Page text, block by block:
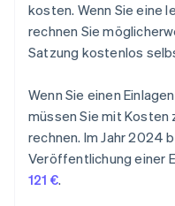
kosten. Wenn Sie eine
rechnen Sie
Satzung kostenlos
Wenn Sie einen
müssen Sie mit
rechnen. Im Jahr 2024
Veröffentlichung einer
121 €.